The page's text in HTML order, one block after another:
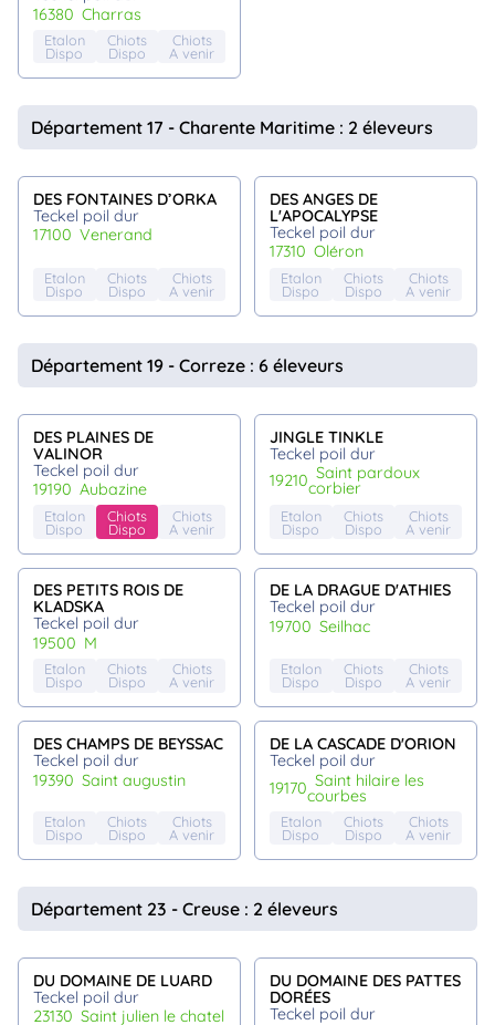
16380
charras
Etalon
Dispo
Chiots
Dispo
Chiots
A venir
Département 17 - Charente Maritime : 2 éleveurs
DES FONTAINES D’ORKA
Teckel poil dur
17100
venerand
Etalon
Dispo
Chiots
Dispo
Chiots
A venir
DES ANGES DE
L'APOCALYPSE
Teckel poil dur
17310
oléron
Etalon
Dispo
Chiots
Dispo
Chiots
A venir
Département 19 - Correze : 6 éleveurs
DES PLAINES DE
VALINOR
Teckel poil dur
19190
aubazine
Etalon
Dispo
Chiots
Dispo
Chiots
A venir
JINGLE TINKLE
Teckel poil dur
19210 saint pardoux
corbier
Etalon
Dispo
Chiots
Dispo
Chiots
A venir
DES PETITS ROIS DE
KLADSKA
Teckel poil dur
19500 m
Etalon
Dispo
Chiots
Dispo
Chiots
A venir
DE LA DRAGUE D'ATHIES
Teckel poil dur
19700
seilhac
Etalon
Dispo
Chiots
Dispo
Chiots
A venir
DES CHAMPS DE BEYSSAC
Teckel poil dur
19390
saint augustin
Etalon
Dispo
Chiots
Dispo
Chiots
A venir
DE LA CASCADE D'ORION
Teckel poil dur
19170 saint hilaire les
courbes
Etalon
Dispo
Chiots
Dispo
Chiots
A venir
Département 23 - Creuse : 2 éleveurs
DU DOMAINE DE LUARD
Teckel poil dur
23130
saint julien le chatel
DU DOMAINE DES PATTES
DORÉES
Teckel poil dur